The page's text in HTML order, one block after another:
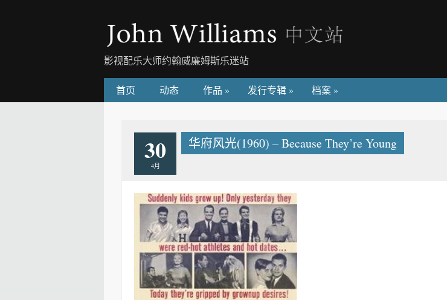
影视配乐大师约翰威廉姆斯乐迷站
首页 动态 作品 » 发行专辑 » 档案 »
30
4月
华府风光(1960) – Because They’re Young